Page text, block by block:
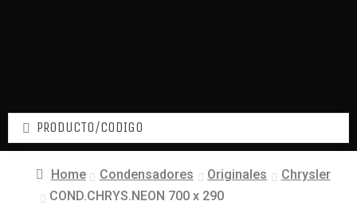
Home Condensadores Originales
Chrysler
COND.CHRYS.NEON 700 x 290